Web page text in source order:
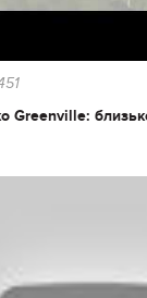
Greenville: